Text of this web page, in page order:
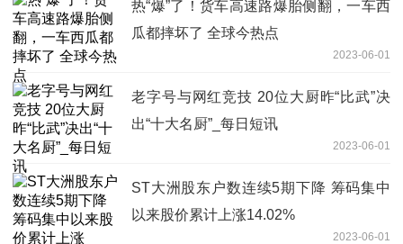
热“爆”了！货车高速路爆胎侧翻，一车西
瓜都摔坏了 全球今热点
2023-06-01
老字号与网红竞技 20位大厨昨“比武”决
出“十大名厨”_每日短讯
2023-06-01
ST大洲股东户数连续5期下降 筹码集中
以来股价累计上涨14.02%
2023-06-01